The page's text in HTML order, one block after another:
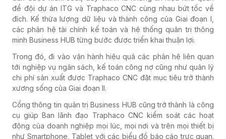
để đội dự án ITG và Traphaco CNC cùng nhau bứt tốc về
đích. Kế thừa lượng dữ liệu và thành công của Giai đoạn I,
các phân hệ tài chính kế toán và hệ thống quản trị thông
minh Business HUB từng bước được triển khai thuận lợi.
Trong đó, đi vào vận hành hiệu quả các phân hệ liên quan
tới nghiệp vụ ngân sách, kế toán công nợ cũng như quản lý
chi phí sản xuất được Traphaco CNC đặt mục tiêu trở thành
xương sống của Giai đoạn II.
Cổng thông tin quản trị Business HUB cũng trở thành là công
cụ giúp Ban lãnh đạo Traphaco CNC kiểm soát các hoạt
động của doanh nghiệp mọi lúc, mọi nơi và trên mọi thiết bị
như Smartphone, Tablet với các biểu đồ báo cáo trực quan.